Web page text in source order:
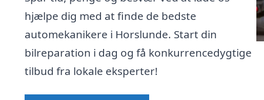
hjælpe dig med at finde de bedste
automekanikere i Horslunde. Start din
bilreparation i dag og få konkurrencedygtige
tilbud fra lokale eksperter!